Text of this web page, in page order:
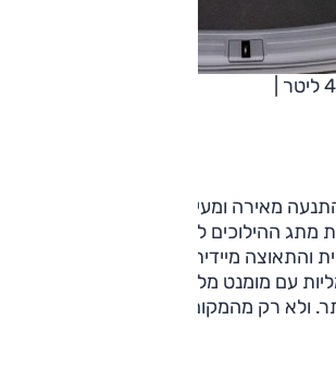
מאירה ומעירה את המחוונים וכל
עם מומנט מלא כבר באפס סל"ד, פשוט
ולא רק מהמקום, גם תאוצות הביניים